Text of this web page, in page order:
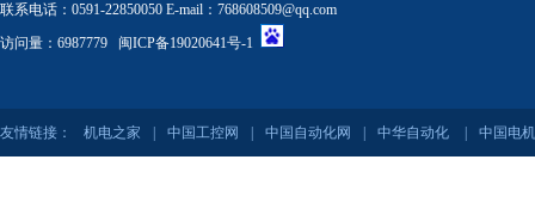
联系电话：0591-22850050 E-mail：768608509@qq.com
访问量：6987779 闽ICP备19020641号-1
友情链接： 机电之家 中国工控网 中国自动化网 中华自动化 中国电